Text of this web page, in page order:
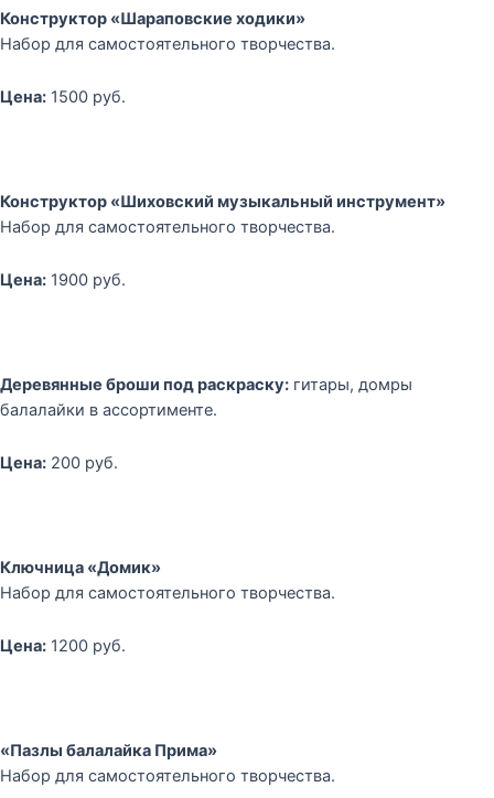
Конструктор «Шараповские ходики»
Набор для самостоятельного творчества.
Цена: 1500 руб.
Конструктор «Шиховский музыкальный инструмент»
Набор для самостоятельного творчества.
Цена: 1900 руб.
Деревянные броши под раскраску: гитары, домры
балалайки в ассортименте.
Цена: 200 руб.
Ключница «Домик»
Набор для самостоятельного творчества.
Цена: 1200 руб.
«Пазлы балалайка Прима»
Набор для самостоятельного творчества.